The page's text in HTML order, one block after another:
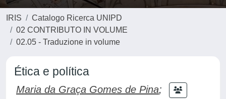
IRIS
Catalogo Ricerca UNIPD
02 CONTRIBUTO IN VOLUME
02.05 - Traduzione in volume
Ética e política
Maria da Graça Gomes de Pina;